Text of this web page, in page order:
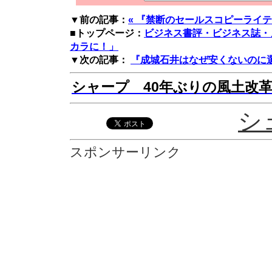
▼前の記事： « 『禁断のセールスコピーライ
■トップページ： ビジネス書評・ビジネス誌
カラに！」
▼次の記事：
『成城石井はなぜ安くないの
シャープ 40年ぶりの風土改革
シ
スポンサーリンク